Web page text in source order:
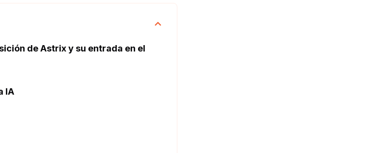
de Astrix y su entrada en el
IA